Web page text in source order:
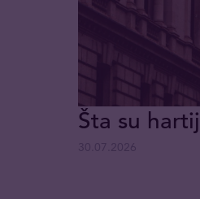
Šta su